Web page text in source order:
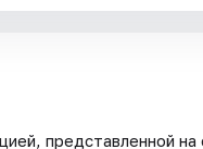
представленной